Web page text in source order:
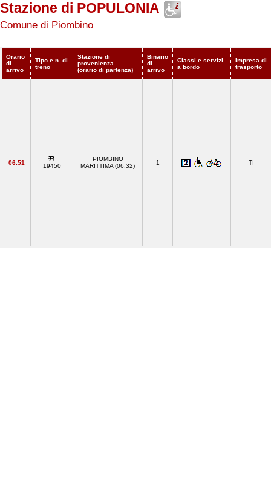
Stazione di POPULONIA
Comune di Piombino
Orario
di
arrivo
Tipo e n. di
treno
Stazione di
provenienza
(orario di partenza)
Binario
di
arrivo
Classi e servizi
a bordo
Impresa di
trasporto
06.51 19450
PIOMBINO
MARITTIMA (06.32)
1 TI